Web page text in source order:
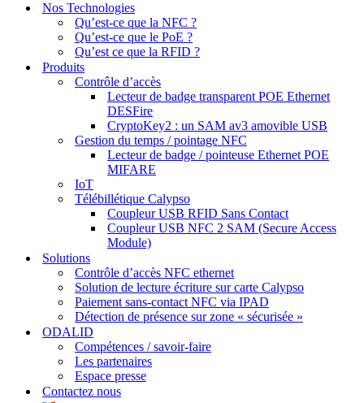
Nos Technologies
Qu’est-ce que la NFC ?
Qu’est-ce que le PoE ?
Qu’est ce que la RFID ?
Produits
Contrôle d’accès
Lecteur de badge transparent POE Ethernet
DESFire
CryptoKey2 : un SAM av3 amovible USB
Gestion du temps / pointage NFC
Lecteur de badge / pointeuse Ethernet POE
MIFARE
IoT
Télébillétique Calypso
Coupleur USB RFID Sans Contact
Coupleur USB NFC 2 SAM (Secure Access
Module)
Solutions
Contrôle d’accès NFC ethernet
Solution de lecture écriture sur carte Calypso
Paiement sans-contact NFC via IPAD
Détection de présence sur zone « sécurisée »
ODALID
Compétences / savoir-faire
Les partenaires
Espace presse
Contactez nous